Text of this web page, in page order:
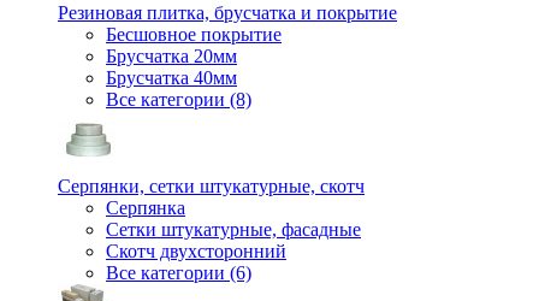
Резиновая плитка, брусчатка и покрытие
Бесшовное покрытие
Брусчатка 20мм
Брусчатка 40мм
Все категории (8)
Серпянки, сетки штукатурные, скотч
Серпянка
Сетки штукатурные, фасадные
Скотч двухсторонний
Все категории (6)